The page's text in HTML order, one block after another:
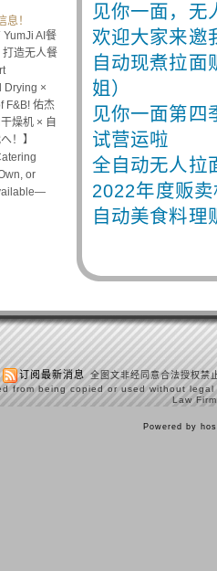
见你一面，无
欢迎大家来邀
自动现煮拉
姐）
见你一面第四
试营运啦
全自动无人拉
2022年度贩
自动美食料理
息！
YumJi AI餐
造无人餐
Drying ×
F&B! 佑杰
燥机 × 自
！】
or
订阅最新消息 全图文非经同意合法授权禁
from being copied or used without
Law
Powered by